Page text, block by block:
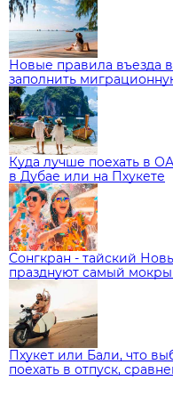
Новые правила въезда
заполнить
Куда лучше поехать в
в Дубае или на Пхукете
Сонгкран - тайский
празднуют самый
Пхукет или Бали, что
поехать в отпуск,